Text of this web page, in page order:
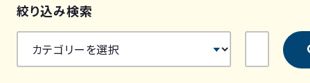
絞り込み検索